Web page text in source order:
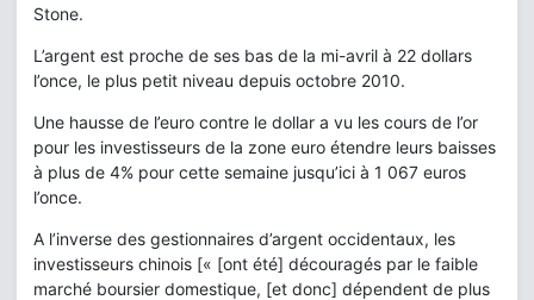
Stone.
L’argent est proche de ses bas de la mi-avril à 22 dollars
l’once, le plus petit niveau depuis octobre 2010.
Une hausse de l’euro contre le dollar a vu les cours de l’or
pour les investisseurs de la zone euro étendre leurs baisses
à plus de 4% pour cette semaine jusqu’ici à 1 067 euros
l’once.
A l’inverse des gestionnaires d’argent occidentaux, les
investisseurs chinois [« [ont été] découragés par le faible
marché boursier domestique, [et donc] dépendent de plus